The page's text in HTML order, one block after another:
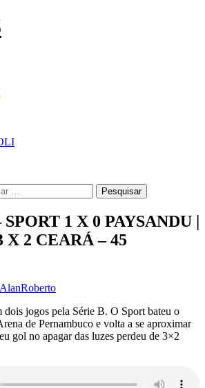
1 X 0 PAYSANDU |
X 2 CEARÁ – 45
AlanRoberto
dois jogos pela Série B. O Sport bateu o
de Pernambuco e volta a se aproximar
gol no apagar das luzes perdeu de 3×2